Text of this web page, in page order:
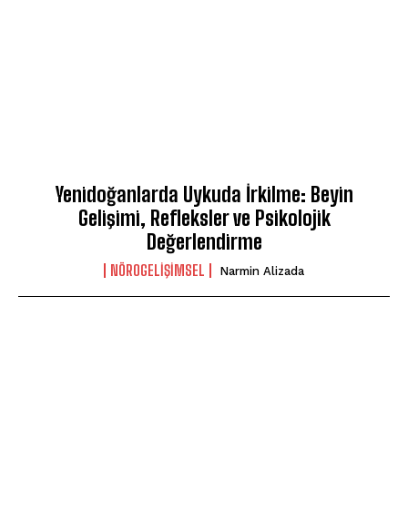
Yenidoğanlarda Uykuda İrkilme: Beyin
Gelişimi, Refleksler ve Psikolojik
Değerlendirme
NÖROGELIŞIMSEL Narmin Alizada